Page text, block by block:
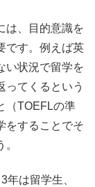
は、目的意識を
です。例えば英
い状況で留学を
ってくるという
（TOEFLの準
をすることでそ
は留学生、